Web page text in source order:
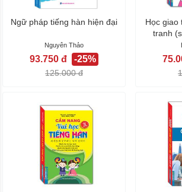
Ngữ pháp tiếng hàn hiện đại
Nguyên Thảo
93.750 đ -25%
125.000 đ
Học giao
tranh